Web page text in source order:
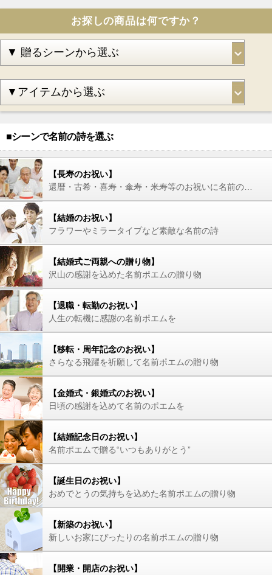
お探しの商品は何ですか？
■シーンで名前の詩を選ぶ
【長寿のお祝い】
【結婚のお祝い】
フラワーやミラータイプなど素敵な名前の詩
【結婚式ご両親への贈り物】
沢山の感謝を込めた名前ポエムの贈り物
【退職・転勤のお祝い】
人生の転機に感謝の名前ポエムを
【移転・周年記念のお祝い】
さらなる飛躍を祈願して名前ポエムの贈り物
【金婚式・銀婚式のお祝い】
日頃の感謝を込めて名前のポエムを
【結婚記念日のお祝い】
名前ポエムで贈る“いつもありがとう”
【誕生日のお祝い】
おめでとうの気持ちを込めた名前ポエムの贈り物
【新築のお祝い】
新しいお家にぴったりの名前ポエムの贈り物
【開業・開店のお祝い】